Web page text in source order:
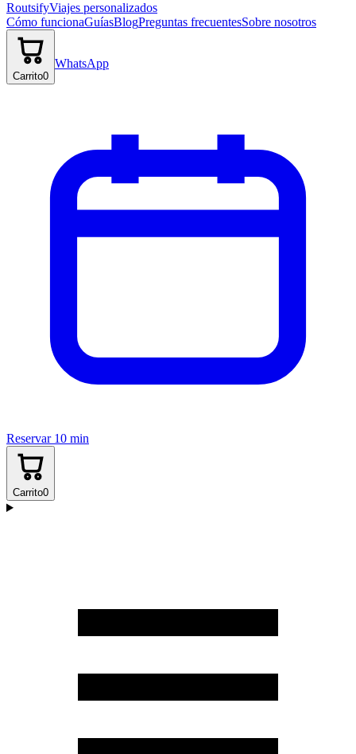
RoutsifyViajes personalizados
Cómo funcionaGuíasBlogPreguntas frecuentesSobre nosotros
Carrito0
WhatsApp
Reservar 10 min
Carrito0